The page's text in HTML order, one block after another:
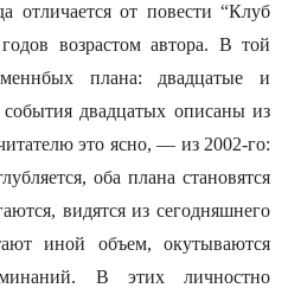
отличается от повести “Клуб
возрастом автора. В той
плана: двадцатые и
двадцатых описаны из
это ясно, — из 2002-го:
оба плана становятся
видятся из сегодняшнего
иной объем, окутываются
В этих личностно